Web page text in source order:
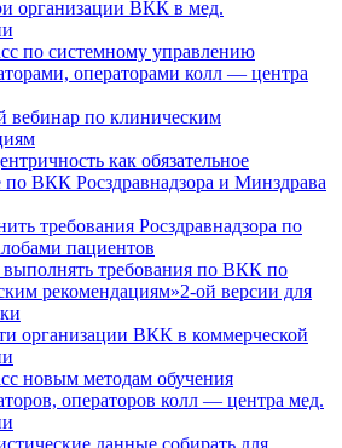
организации ВКК в мед.
по системному управлению
операторами колл — центра
вебинар по клиническим
как обязательное
по ВКК Росздравнадзора и Минздрава
требования Росздравнадзора по
пациентов
требования по ВКК по
рекомендациям»2-ой версии для
организации ВКК в коммерческой
новым методам обучения
операторов колл — центра мед.
данные собирать для